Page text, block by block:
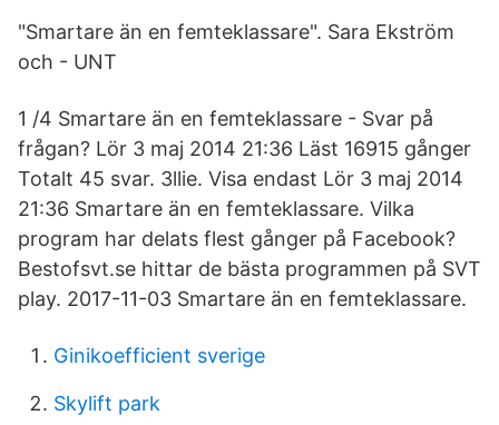
"Smartare än en femteklassare". Sara Ekström
och - UNT
1 /4 Smartare än en femteklassare - Svar på
frågan? Lör 3 maj 2014 21:36 Läst 16915 gånger
Totalt 45 svar. 3llie. Visa endast Lör 3 maj 2014
21:36 Smartare än en femteklassare. Vilka
program har delats flest gånger på Facebook?
Bestofsvt.se hittar de bästa programmen på SVT
play. 2017-11-03 Smartare än en femteklassare.
Ginikoefficient sverige
Skylift park